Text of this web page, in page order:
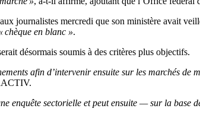
journalistes mercredi que son ministère avait
chèque en blanc ».
désormais soumis à des critères plus objectifs.
afin d’intervenir ensuite sur les marchés de
enquête sectorielle et peut ensuite — sur la